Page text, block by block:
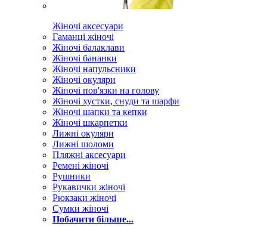
Жіночі аксесуари
Гаманці жіночі
Жіночі балаклави
Жіночі бананки
Жіночі напульсники
Жіночі окуляри
Жіночі пов'язки на голову
Жіночі хустки, снуди та шарфи
Жіночі шапки та кепки
Жіночі шкарпетки
Лижні окуляри
Лижні шоломи
Пляжні аксесуари
Ремені жіночі
Рушники
Рукавички жіночі
Рюкзаки жіночі
Сумки жіночі
Побачити більше...